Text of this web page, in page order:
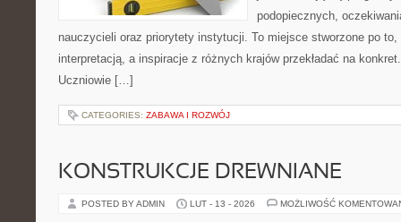
podopiecznych,
nauczycieli oraz priorytety instytucji. To miejsce stworzone po
interpretacją, a inspiracje z różnych krajów przekładać na
Uczniowie […]
CATEGORIES: ZABAWA I ROZWÓJ
KONSTRUKCJE DREWNIANE
POSTED BY ADMIN LUT - 13 - 2026 MOŻLIWOŚĆ